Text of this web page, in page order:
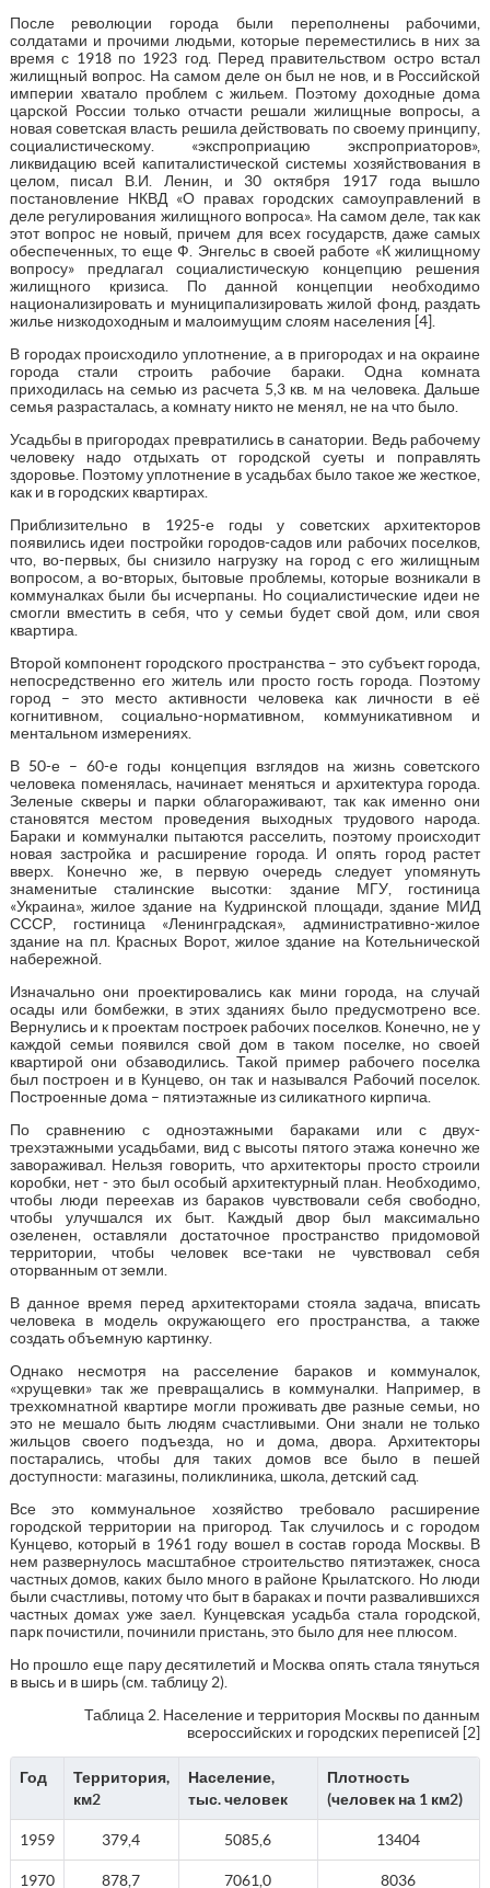
После революции города были переполнены рабочими,
солдатами и прочими людьми, которые переместились в них за
время с 1918 по 1923 год. Перед правительством остро встал
жилищный вопрос. На самом деле он был не нов, и в Российской
империи хватало проблем с жильем. Поэтому доходные дома
царской России только отчасти решали жилищные вопросы, а
новая советская власть решила действовать по своему принципу,
социалистическому. «экспроприацию экспроприаторов»,
ликвидацию всей капиталистической системы хозяйствования в
целом, писал В.И. Ленин, и 30 октября 1917 года вышло
постановление НКВД «О правах городских самоуправлений в
деле регулирования жилищного вопроса». На самом деле, так как
этот вопрос не новый, причем для всех государств, даже самых
обеспеченных, то еще Ф. Энгельс в своей работе «К жилищному
вопросу» предлагал социалистическую концепцию решения
жилищного кризиса. По данной концепции необходимо
национализировать и муниципализировать жилой фонд, раздать
жилье низкодоходным и малоимущим слоям населения [4].
В городах происходило уплотнение, а в пригородах и на окраине
города стали строить рабочие бараки. Одна комната
приходилась на семью из расчета 5,3 кв. м на человека. Дальше
семья разрасталась, а комнату никто не менял, не на что было.
Усадьбы в пригородах превратились в санатории. Ведь рабочему
человеку надо отдыхать от городской суеты и поправлять
здоровье. Поэтому уплотнение в усадьбах было такое же жесткое,
как и в городских квартирах.
Приблизительно в 1925-е годы у советских архитекторов
появились идеи постройки городов-садов или рабочих поселков,
что, во-первых, бы снизило нагрузку на город с его жилищным
вопросом, а во-вторых, бытовые проблемы, которые возникали в
коммуналках были бы исчерпаны. Но социалистические идеи не
смогли вместить в себя, что у семьи будет свой дом, или своя
квартира.
Второй компонент городского пространства – это субъект города,
непосредственно его житель или просто гость города. Поэтому
город – это место активности человека как личности в её
когнитивном, социально-нормативном, коммуникативном и
ментальном измерениях.
В 50-е – 60-е годы концепция взглядов на жизнь советского
человека поменялась, начинает меняться и архитектура города.
Зеленые скверы и парки облагораживают, так как именно они
становятся местом проведения выходных трудового народа.
Бараки и коммуналки пытаются расселить, поэтому происходит
новая застройка и расширение города. И опять город растет
вверх. Конечно же, в первую очередь следует упомянуть
знаменитые сталинские высотки: здание МГУ, гостиница
«Украина», жилое здание на Кудринской площади, здание МИД
СССР, гостиница «Ленинградская», административно-жилое
здание на пл. Красных Ворот, жилое здание на Котельнической
набережной.
Изначально они проектировались как мини города, на случай
осады или бомбежки, в этих зданиях было предусмотрено все.
Вернулись и к проектам построек рабочих поселков. Конечно, не у
каждой семьи появился свой дом в таком поселке, но своей
квартирой они обзаводились. Такой пример рабочего поселка
был построен и в Кунцево, он так и назывался Рабочий поселок.
Построенные дома – пятиэтажные из силикатного кирпича.
По сравнению с одноэтажными бараками или с двух-
трехэтажными усадьбами, вид с высоты пятого этажа конечно же
завораживал. Нельзя говорить, что архитекторы просто строили
коробки, нет - это был особый архитектурный план. Необходимо,
чтобы люди переехав из бараков чувствовали себя свободно,
чтобы улучшался их быт. Каждый двор был максимально
озеленен, оставляли достаточное пространство придомовой
территории, чтобы человек все-таки не чувствовал себя
оторванным от земли.
В данное время перед архитекторами стояла задача, вписать
человека в модель окружающего его пространства, а также
создать объемную картинку.
Однако несмотря на расселение бараков и коммуналок,
«хрущевки» так же превращались в коммуналки. Например, в
трехкомнатной квартире могли проживать две разные семьи, но
это не мешало быть людям счастливыми. Они знали не только
жильцов своего подъезда, но и дома, двора. Архитекторы
постарались, чтобы для таких домов все было в пешей
доступности: магазины, поликлиника, школа, детский сад.
Все это коммунальное хозяйство требовало расширение
городской территории на пригород. Так случилось и с городом
Кунцево, который в 1961 году вошел в состав города Москвы. В
нем развернулось масштабное строительство пятиэтажек, сноса
частных домов, каких было много в районе Крылатского. Но люди
были счастливы, потому что быт в бараках и почти развалившихся
частных домах уже заел. Кунцевская усадьба стала городской,
парк почистили, починили пристань, это было для нее плюсом.
Но прошло еще пару десятилетий и Москва опять стала тянуться
в высь и в ширь (см. таблицу 2).
Таблица 2. Население и территория Москвы по данным
всероссийских и городских переписей [2]
Год
Территория,
км2
Население,
тыс. человек
Плотность
(человек на 1 км2)
1959 379,4 5085,6 13404
1970 878,7 7061,0 8036